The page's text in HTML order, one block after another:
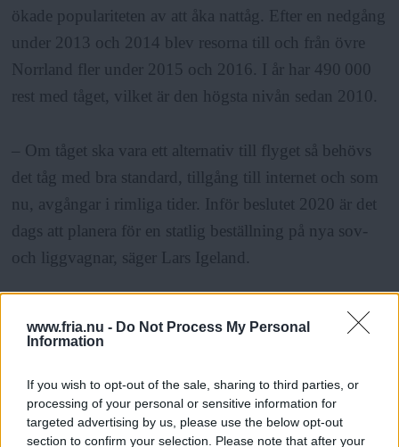
www.fria.nu - Do Not Process My Personal
Information
If you wish to opt-out of the sale, sharing to third parties, or
processing of your personal or sensitive information for
targeted advertising by us, please use the below opt-out
section to confirm your selection. Please note that after your
ökade populariteten av att åka nattåg. Efter en nedgång
under 2013 och 2014 blev resorna till och från övre
Norrland fler under 2015 och 2016. I år har 490 000
rest med tåget, vilket är den högsta nivån sedan 2010.
– Om tåget ska vara ett alternativ till flyget så behövs
det tåg med bra standard, tillgång till internet och som
nu, avgångar i rimliga tider. Inför beslutet 2020 är det
dags att planera för en statlig beställning på nya sov-
och liggvagnar, säger Lars Igeland.
aktuella inom den närmsta tiden. De beräknar att
Däremot planerar Trafikverket att under den nuvarande
avtalsperioden renovera vagnarna, som har mellan 30